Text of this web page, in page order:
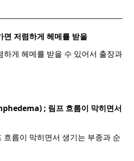
면 저렴하게 헤메를 받을
하게 헤메를 받을 수 있어서 출장과
; 림프 흐름이 막히면서
름이 막히면서 생기는 부종과 순